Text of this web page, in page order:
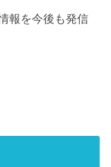
報を今後も発信